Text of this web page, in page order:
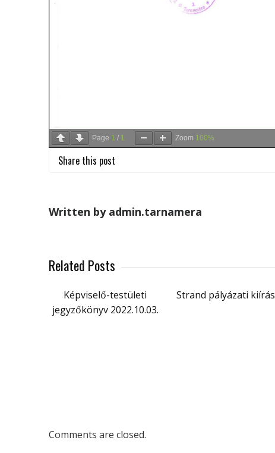
Page 1 / 1 Zoom 100%
Share this post
Written by admin.tarnamera
Related Posts
Képviselő-testületi
jegyzőkönyv 2022.10.03.
Strand pályázati kiírás
Comments are closed.